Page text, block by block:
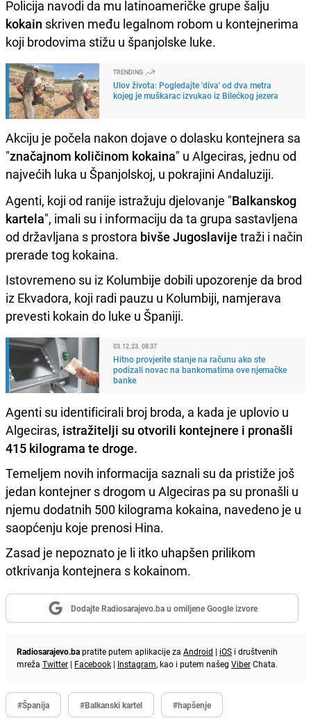
Policija navodi da mu latinoameričke grupe šalju
kokain skriven među legalnom robom u kontejnerima
koji brodovima stižu u španjolske luke.
TRENDING
Ulov života: Pogledajte 'diva' od dva metra
kojeg je muškarac izvukao iz Bilećkog jezera
Akciju je počela nakon dojave o dolasku kontejnera sa
"značajnom količinom kokaina" u Algeciras, jednu od
najvećih luka u Španjolskoj, u pokrajini Andaluziji.
Agenti, koji od ranije istražuju djelovanje "Balkanskog
kartela", imali su i informaciju da ta grupa sastavljena
od državljana s prostora bivše Jugoslavije traži i način
prerade tog kokaina.
Istovremeno su iz Kolumbije dobili upozorenje da brod
iz Ekvadora, koji radi pauzu u Kolumbiji, namjerava
prevesti kokain do luke u Španiji.
03.12.23. 08:37
Hitno provjerite stanje na računu ako ste
podizali novac na bankomatima ove njemačke
banke
Agenti su identificirali broj broda, a kada je uplovio u
Algeciras, istražitelji su otvorili kontejnere i pronašli
415 kilograma te droge.
Temeljem novih informacija saznali su da pristiže još
jedan kontejner s drogom u Algeciras pa su pronašli u
njemu dodatnih 500 kilograma kokaina, navedeno je u
saopćenju koje prenosi Hina.
Zasad je nepoznato je li itko uhapšen prilikom
otkrivanja kontejnera s kokainom.
Dodajte Radiosarajevo.ba u omiljene Google izvore
Radiosarajevo.bapratite putem aplikacije za Android | iOS i društvenih
mreža Twitter | Facebook | Instagram, kao i putem našeg ViberChata.
#Španija #Balkanski kartel #hapšenje